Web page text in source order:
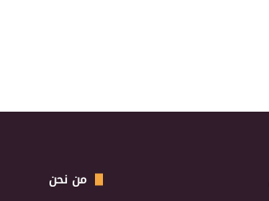
من نحن